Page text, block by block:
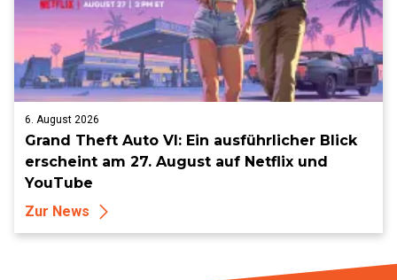
6. August 2026
Grand Theft Auto VI: Ein ausführlicher Blick
erscheint am 27. August auf Netflix und
YouTube
Zur News